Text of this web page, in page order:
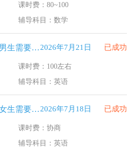
课时费：80~100
辅导科目：数学
秦淮区光华路联合村高二男生需要补习英语2026年7月21日 已成功
课时费：100左右
辅导科目：英语
玄武区进香河33号四年级女生需要补习英语2026年7月18日 已成功
课时费：协商
辅导科目：英语